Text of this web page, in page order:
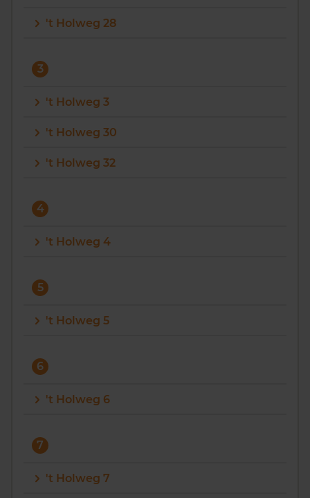
't Holweg 28
3
't Holweg 3
't Holweg 30
't Holweg 32
4
't Holweg 4
5
't Holweg 5
6
't Holweg 6
7
't Holweg 7